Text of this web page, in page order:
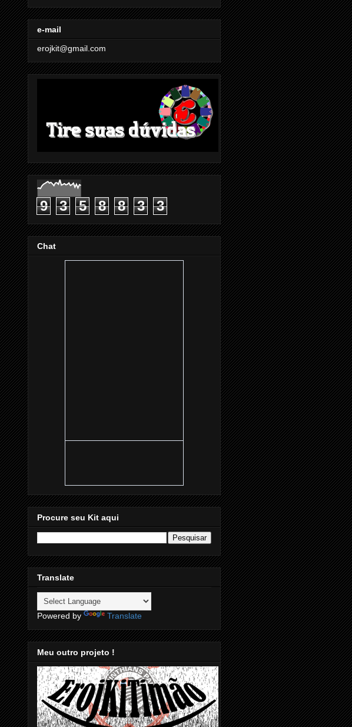
e-mail
erojkit@gmail.com
9 3 5 8 8 3 3
Chat
Procure seu Kit aqui
Translate
Powered by Translate
Meu outro projeto !